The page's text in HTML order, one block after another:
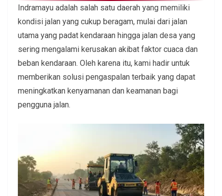
Indramayu adalah salah satu daerah yang memiliki
kondisi jalan yang cukup beragam, mulai dari jalan
utama yang padat kendaraan hingga jalan desa yang
sering mengalami kerusakan akibat faktor cuaca dan
beban kendaraan. Oleh karena itu, kami hadir untuk
memberikan solusi pengaspalan terbaik yang dapat
meningkatkan kenyamanan dan keamanan bagi
pengguna jalan.